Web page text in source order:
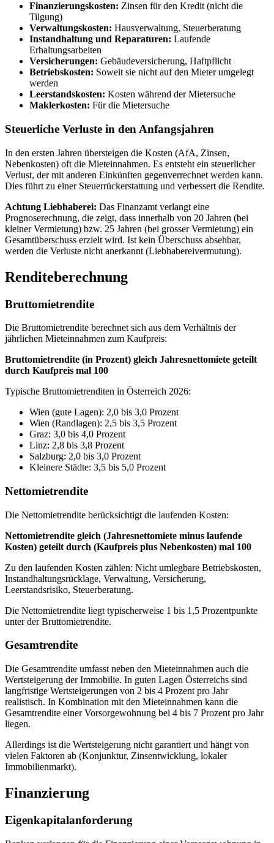
Finanzierungskosten: Zinsen für den Kredit (nicht die
Tilgung)
Verwaltungskosten: Hausverwaltung, Steuerberatung
Instandhaltung und Reparaturen: Laufende
Erhaltungsarbeiten
Versicherungen: Gebäudeversicherung, Haftpflicht
Betriebskosten: Soweit sie nicht auf den Mieter umgelegt
werden
Leerstandskosten: Kosten während der Mietersuche
Maklerkosten: Für die Mietersuche
Steuerliche Verluste in den Anfangsjahren
In den ersten Jahren übersteigen die Kosten (AfA, Zinsen,
Nebenkosten) oft die Mieteinnahmen. Es entsteht ein steuerlicher
Verlust, der mit anderen Einkünften gegenverrechnet werden kann.
Dies führt zu einer Steuerrückerstattung und verbessert die Rendite.
Achtung Liebhaberei: Das Finanzamt verlangt eine
Prognoserechnung, die zeigt, dass innerhalb von 20 Jahren (bei
kleiner Vermietung) bzw. 25 Jahren (bei grosser Vermietung) ein
Gesamtüberschuss erzielt wird. Ist kein Überschuss absehbar,
werden die Verluste nicht anerkannt (Liebhabereivermutung).
Renditeberechnung
Bruttomietrendite
Die Bruttomietrendite berechnet sich aus dem Verhältnis der
jährlichen Mieteinnahmen zum Kaufpreis:
Bruttomietrendite (in Prozent) gleich Jahresnettomiete geteilt
durch Kaufpreis mal 100
Typische Bruttomietrenditen in Österreich 2026:
Wien (gute Lagen): 2,0 bis 3,0 Prozent
Wien (Randlagen): 2,5 bis 3,5 Prozent
Graz: 3,0 bis 4,0 Prozent
Linz: 2,8 bis 3,8 Prozent
Salzburg: 2,0 bis 3,0 Prozent
Kleinere Städte: 3,5 bis 5,0 Prozent
Nettomietrendite
Die Nettomietrendite berücksichtigt die laufenden Kosten:
Nettomietrendite gleich (Jahresnettomiete minus laufende
Kosten) geteilt durch (Kaufpreis plus Nebenkosten) mal 100
Zu den laufenden Kosten zählen: Nicht umlegbare Betriebskosten,
Instandhaltungsrücklage, Verwaltung, Versicherung,
Leerstandsrisiko, Steuerberatung.
Die Nettomietrendite liegt typischerweise 1 bis 1,5 Prozentpunkte
unter der Bruttomietrendite.
Gesamtrendite
Die Gesamtrendite umfasst neben den Mieteinnahmen auch die
Wertsteigerung der Immobilie. In guten Lagen Österreichs sind
langfristige Wertsteigerungen von 2 bis 4 Prozent pro Jahr
realistisch. In Kombination mit den Mieteinnahmen kann die
Gesamtrendite einer Vorsorgewohnung bei 4 bis 7 Prozent pro Jahr
liegen.
Allerdings ist die Wertsteigerung nicht garantiert und hängt von
vielen Faktoren ab (Konjunktur, Zinsentwicklung, lokaler
Immobilienmarkt).
Finanzierung
Eigenkapitalanforderung